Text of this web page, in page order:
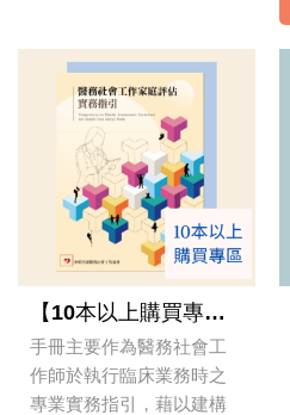
【10本以上購買專區】醫務社會工作家庭評估實務指引手冊
手冊主要作為醫務社會工
作師於執行臨床業務時之
專業實務指引，藉以建構